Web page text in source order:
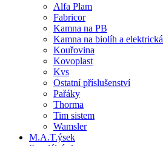
Alfa Plam
Fabricor
Kamna na PB
Kamna na biolíh a elektrická
Kouřovina
Kovoplast
Kvs
Ostatní příslušenství
Pařáky
Thorma
Tim sistem
Wamsler
M.A.T.ýsek